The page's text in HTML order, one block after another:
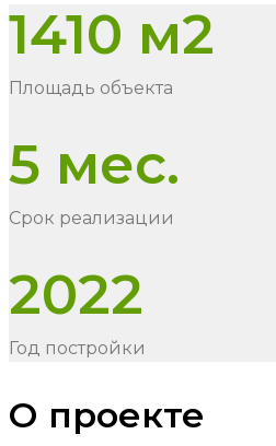
1410 м2
Площадь объекта
5 мес.
Срок реализации
2022
Год постройки
О проекте